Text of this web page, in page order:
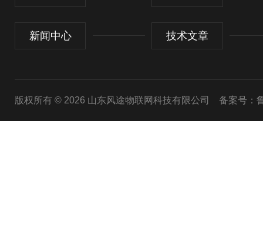
新闻中心 技术文章
版权所有 © 2026 山东风途物联网科技有限公司 备案号：